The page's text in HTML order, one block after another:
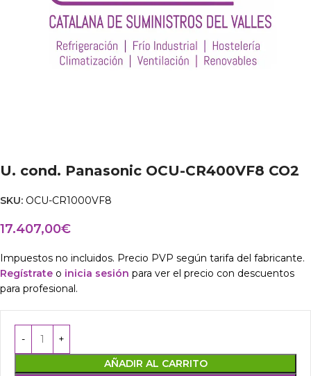
U. cond. Panasonic OCU-CR400VF8 CO2
SKU: OCU-CR1000VF8
17.407,00€
Impuestos no incluidos. Precio PVP según tarifa del fabricante.
Regístrate o inicia sesión para ver el precio con descuentos
para profesional.
AÑADIR AL CARRITO